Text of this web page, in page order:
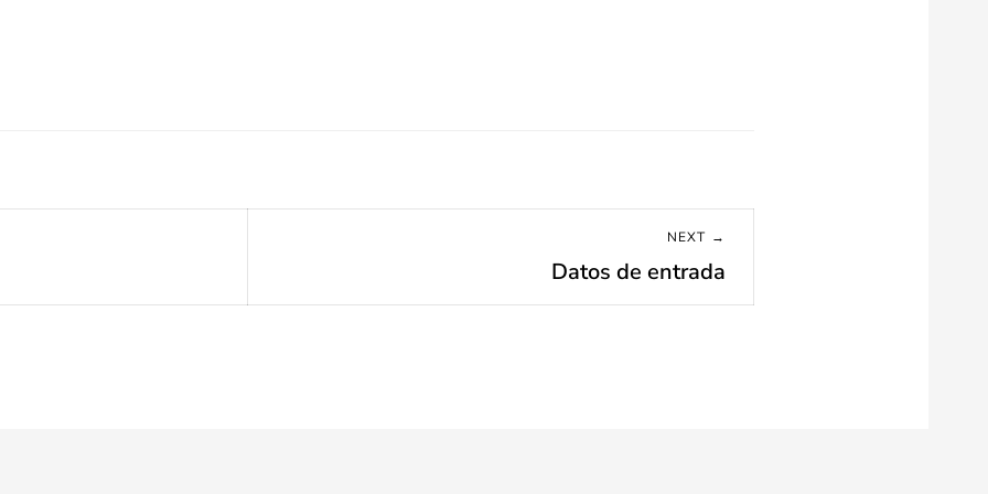
NEXT →
Next
post:
Datos de entrada